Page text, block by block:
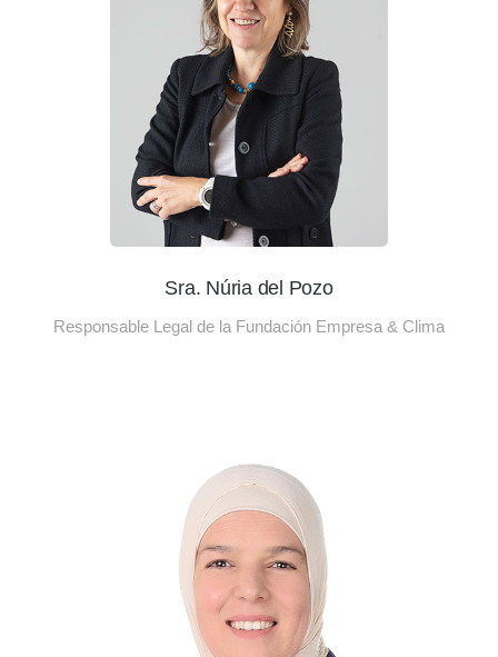
Sra. Núria del Pozo
Responsable Legal de la Fundación Empresa & Clima